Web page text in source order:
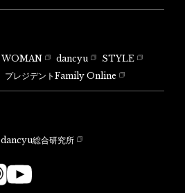
WOMAN dancyu
STYLE
プレジデントFamily Online
dancyu総合研究所